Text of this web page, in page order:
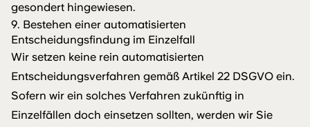
gesondert hingewiesen.
9. Bestehen einer automatisierten
Entscheidungsfindung im Einzelfall
Wir setzen keine rein automatisierten
Entscheidungsverfahren gemäß Artikel 22 DSGVO ein.
Sofern wir ein solches Verfahren zukünftig in
Einzelfällen doch einsetzen sollten, werden wir Sie